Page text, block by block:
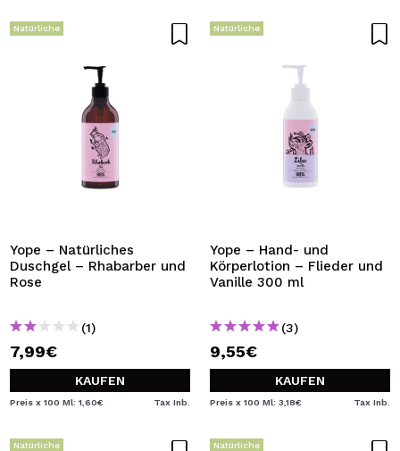
Natürliche
Yope – Natürliches
Duschgel – Rhabarber und
Rose
(1)
7,99€
KAUFEN
Preis x 100 Ml: 1,60€ Tax Inb.
Natürliche
Yope – Hand- und
Körperlotion – Flieder und
Vanille 300 ml
(3)
9,55€
KAUFEN
Preis x 100 Ml: 3,18€ Tax Inb.
Natürliche Natürliche